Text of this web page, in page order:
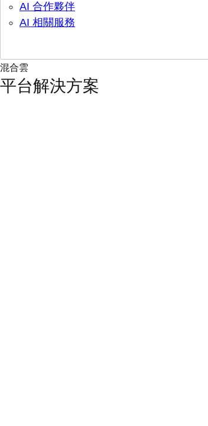
AI 合作夥伴
AI 相關服務
混合雲
平台解決方案